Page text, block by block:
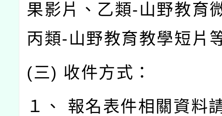
果影片、乙類-山野教育
丙類-山野教育教學短片
(三) 收件方式：
１、 報名表件相關資料